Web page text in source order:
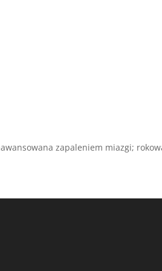
zapaleniem miazgi;